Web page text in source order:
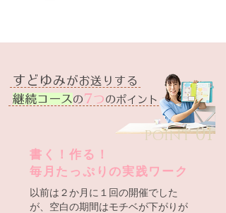
​すどゆみがお送りする
継続コース の 7つ のポイント
POINT01
書く！作る！
毎月たっぷりの実践ワーク
以前は２か月に１回の開催でした
が、空白の期間はモチベが下がりが